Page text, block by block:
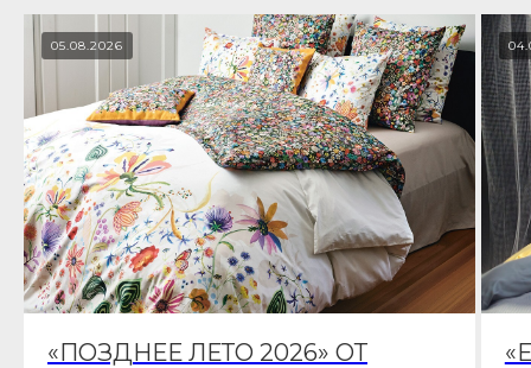
05.08.2026
«ПОЗДНЕЕ ЛЕТО 2026» ОТ